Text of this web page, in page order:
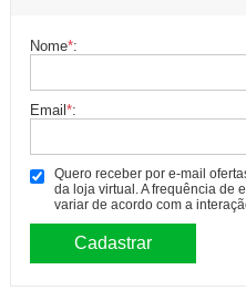
Nome*:
Email*:
Quero receber por e-mail
da loja virtual. A frequência de
variar de acordo com a